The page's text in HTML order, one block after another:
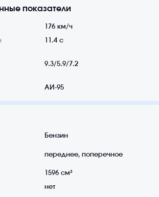
показатели
176 км/ч
11.4 с
9.3/5.9/7.2
АИ-95
Бензин
переднее, поперечное
1596 см³
нет